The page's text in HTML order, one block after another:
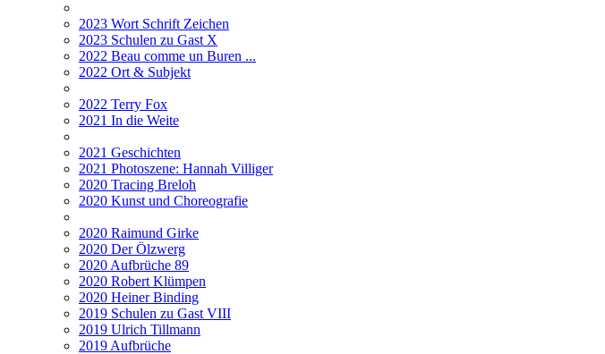
2023 Wort Schrift Zeichen
2023 Schulen zu Gast X
2022 Beau comme un Buren ...
2022 Ort & Subjekt
2022 Terry Fox
2021 In die Weite
2021 Geschichten
2021 Photoszene: Hannah Villiger
2020 Tracing Breloh
2020 Kunst und Choreografie
2020 Raimund Girke
2020 Der Ölzwerg
2020 Aufbrüche 89
2020 Robert Klümpen
2020 Heiner Binding
2019 Schulen zu Gast VIII
2019 Ulrich Tillmann
2019 Aufbrüche